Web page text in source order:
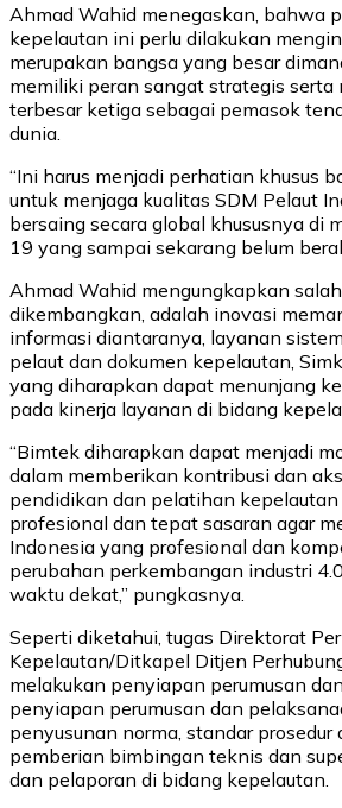
Ahmad Wahid menegaskan, bahwa
kepelautan ini perlu dilakukan
merupakan bangsa yang besar
memiliki peran sangat strategis serta
terbesar ketiga sebagai pemasok
dunia.
“Ini harus menjadi perhatian khusus
untuk menjaga kualitas SDM Pelaut
bersaing secara global khususnya di
19 yang sampai sekarang belum
Ahmad Wahid mengungkapkan
dikembangkan, adalah inovasi
informasi diantaranya, layanan
pelaut dan dokumen kepelautan,
yang diharapkan dapat menunjang
pada kinerja layanan di bidang
“Bimtek diharapkan dapat menjadi
dalam memberikan kontribusi dan
pendidikan dan pelatihan kepelautan
profesional dan tepat sasaran agar
Indonesia yang profesional dan
perubahan perkembangan industri
waktu dekat,” pungkasnya.
Seperti diketahui, tugas Direktorat
Kepelautan/Ditkapel Ditjen
melakukan penyiapan perumusan
penyiapan perumusan dan
penyusunan norma, standar prosedur
pemberian bimbingan teknis dan
dan pelaporan di bidang kepelautan.